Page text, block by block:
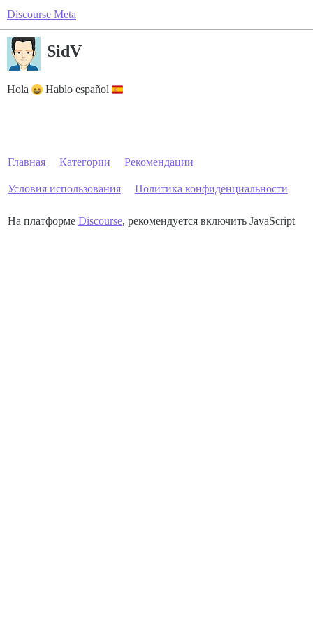
Discourse Meta
SidV
Hola Hablo español
Главная Категории Рекомендации
Условия использования Политика конфиденциальности
На платформе Discourse, рекомендуется включить JavaScript